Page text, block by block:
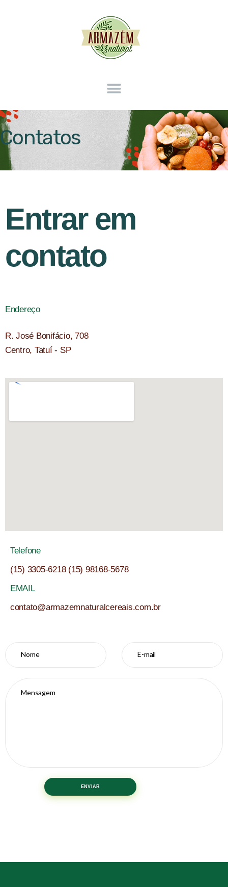
Contatos
Entrar em
contato
Endereço
R. José Bonifácio, 708
Centro, Tatuí - SP
Telefone
(15) 3305-6218 (15) 98168-5678
EMAIL
contato@armazemnaturalcereais.com.br